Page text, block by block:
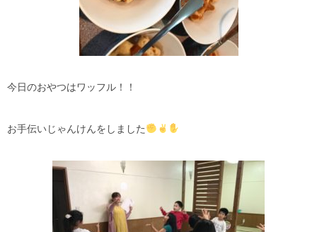
今日のおやつはワッフル！！
お手伝いじゃんけんをしました